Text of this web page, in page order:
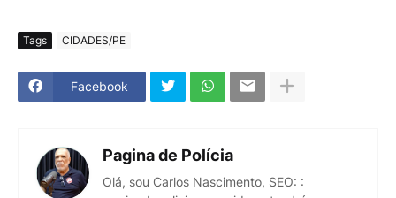
Tags CIDADES/PE
Facebook
Pagina de Polícia
Olá, sou Carlos Nascimento, SEO: :